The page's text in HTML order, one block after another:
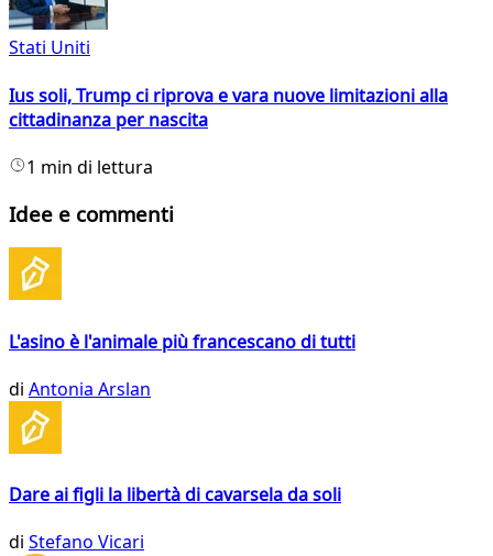
Stati Uniti
Ius soli, Trump ci riprova e vara nuove limitazioni alla
cittadinanza per nascita
1 min di lettura
Idee e commenti
L'asino è l'animale più francescano di tutti
di Antonia Arslan
Dare ai figli la libertà di cavarsela da soli
di Stefano Vicari